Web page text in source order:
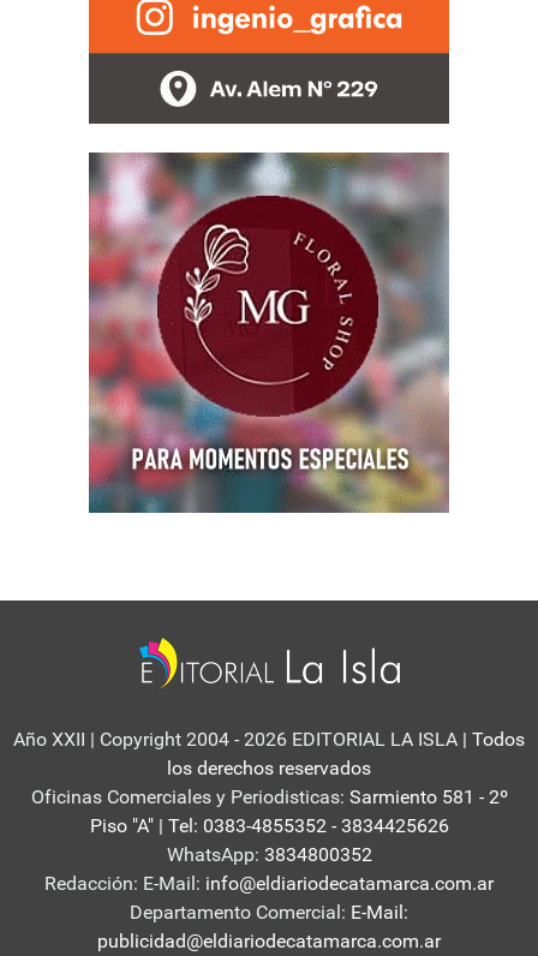
Año XXII | Copyright 2004 - 2026 EDITORIAL LA ISLA | Todos
los derechos reservados
Oficinas Comerciales y Periodisticas: Sarmiento 581 - 2º
Piso "A" | Tel: 0383-4855352 - 3834425626
WhatsApp: 3834800352
Redacción: E-Mail: info@eldiariodecatamarca.com.ar
Departamento Comercial: E-Mail:
publicidad@eldiariodecatamarca.com.ar